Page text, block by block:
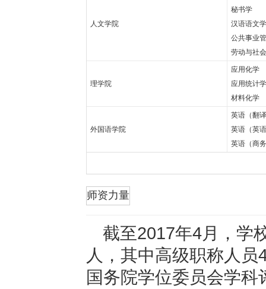
人文学院
秘书学
汉语语文学
公共事业
劳动与社
理学院
应用化学
应用统计学
材料化学
外国语学院
英语（翻
英语（英
英语（商
师资力量
截至2017年4月，学
人，其中高级职称人
国务院学位委员会学科